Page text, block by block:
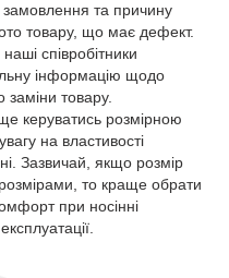
та причину
товару, що має дефект.
співробітники
інформацію щодо
товару.
керуватись розмірною
на властивості
Зазвичай, якщо розмір
то краще обрати
при носінні